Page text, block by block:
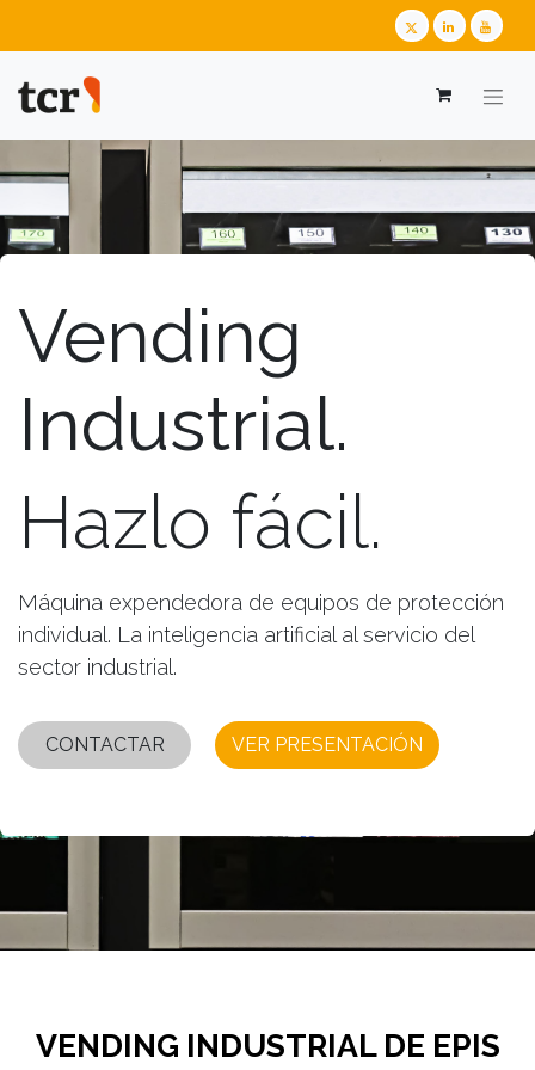
Vending
Industrial.
Hazlo fácil.
Máquina expendedora de equipos de protección
individual. La inteligencia artificial al servicio del
sector industrial.
CONTACTAR VER PRESENTACIÓN
VENDING INDUSTRIAL DE EPIS